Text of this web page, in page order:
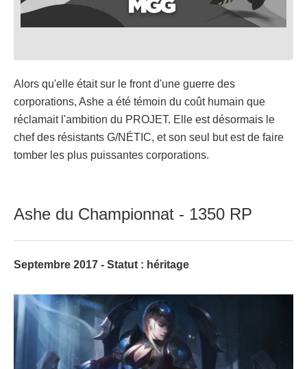
Alors qu'elle était sur le front d'une guerre des
corporations, Ashe a été témoin du coût humain que
réclamait l'ambition du PROJET. Elle est désormais le
chef des résistants G/NÉTIC, et son seul but est de faire
tomber les plus puissantes corporations.
Ashe du Championnat - 1350 RP
Septembre 2017 - Statut : héritage